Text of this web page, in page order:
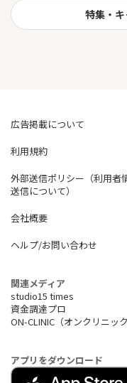
特集・
広告掲載について
利用規約
外部送信ポリシー（利用者
送信について）
会社概要
ヘルプ/お問い合わせ
関連メディア
studio15 times
資金調達プロ
ON-CLINIC（オンクリニック
アプリをダウンロード